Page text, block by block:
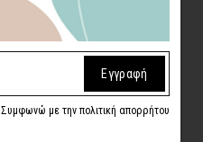
Εγγραφή
Συμφωνώ με την πολιτική απορρήτου